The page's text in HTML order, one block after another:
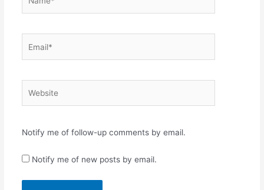
Notify me of follow-up comments by email.
Notify me of new posts by email.